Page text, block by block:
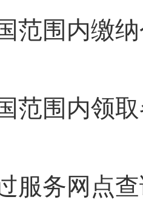
范围内缴
范围内领
服务网点